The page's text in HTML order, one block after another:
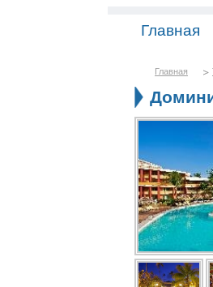
Главная
Главная